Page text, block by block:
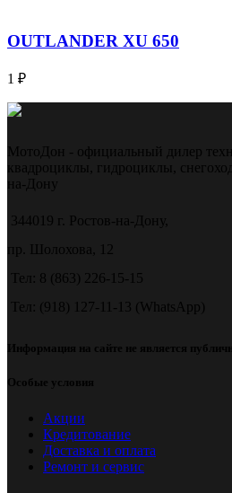
OUTLANDER XU 650
1 ₽
МотоДон - официальный дилер
квадроциклы, гидроциклы,
на-Дону
344019 г. Ростов-на-Дону,
пр. Шолохова, 12
Тел: 8 (863) 226-15-15
Тел: (918) 127-11-13 (WhatsApp)
Информация на сайте не является
Особые условия
Акции
Кредитование
Доставка и оплата
Ремонт и сервис